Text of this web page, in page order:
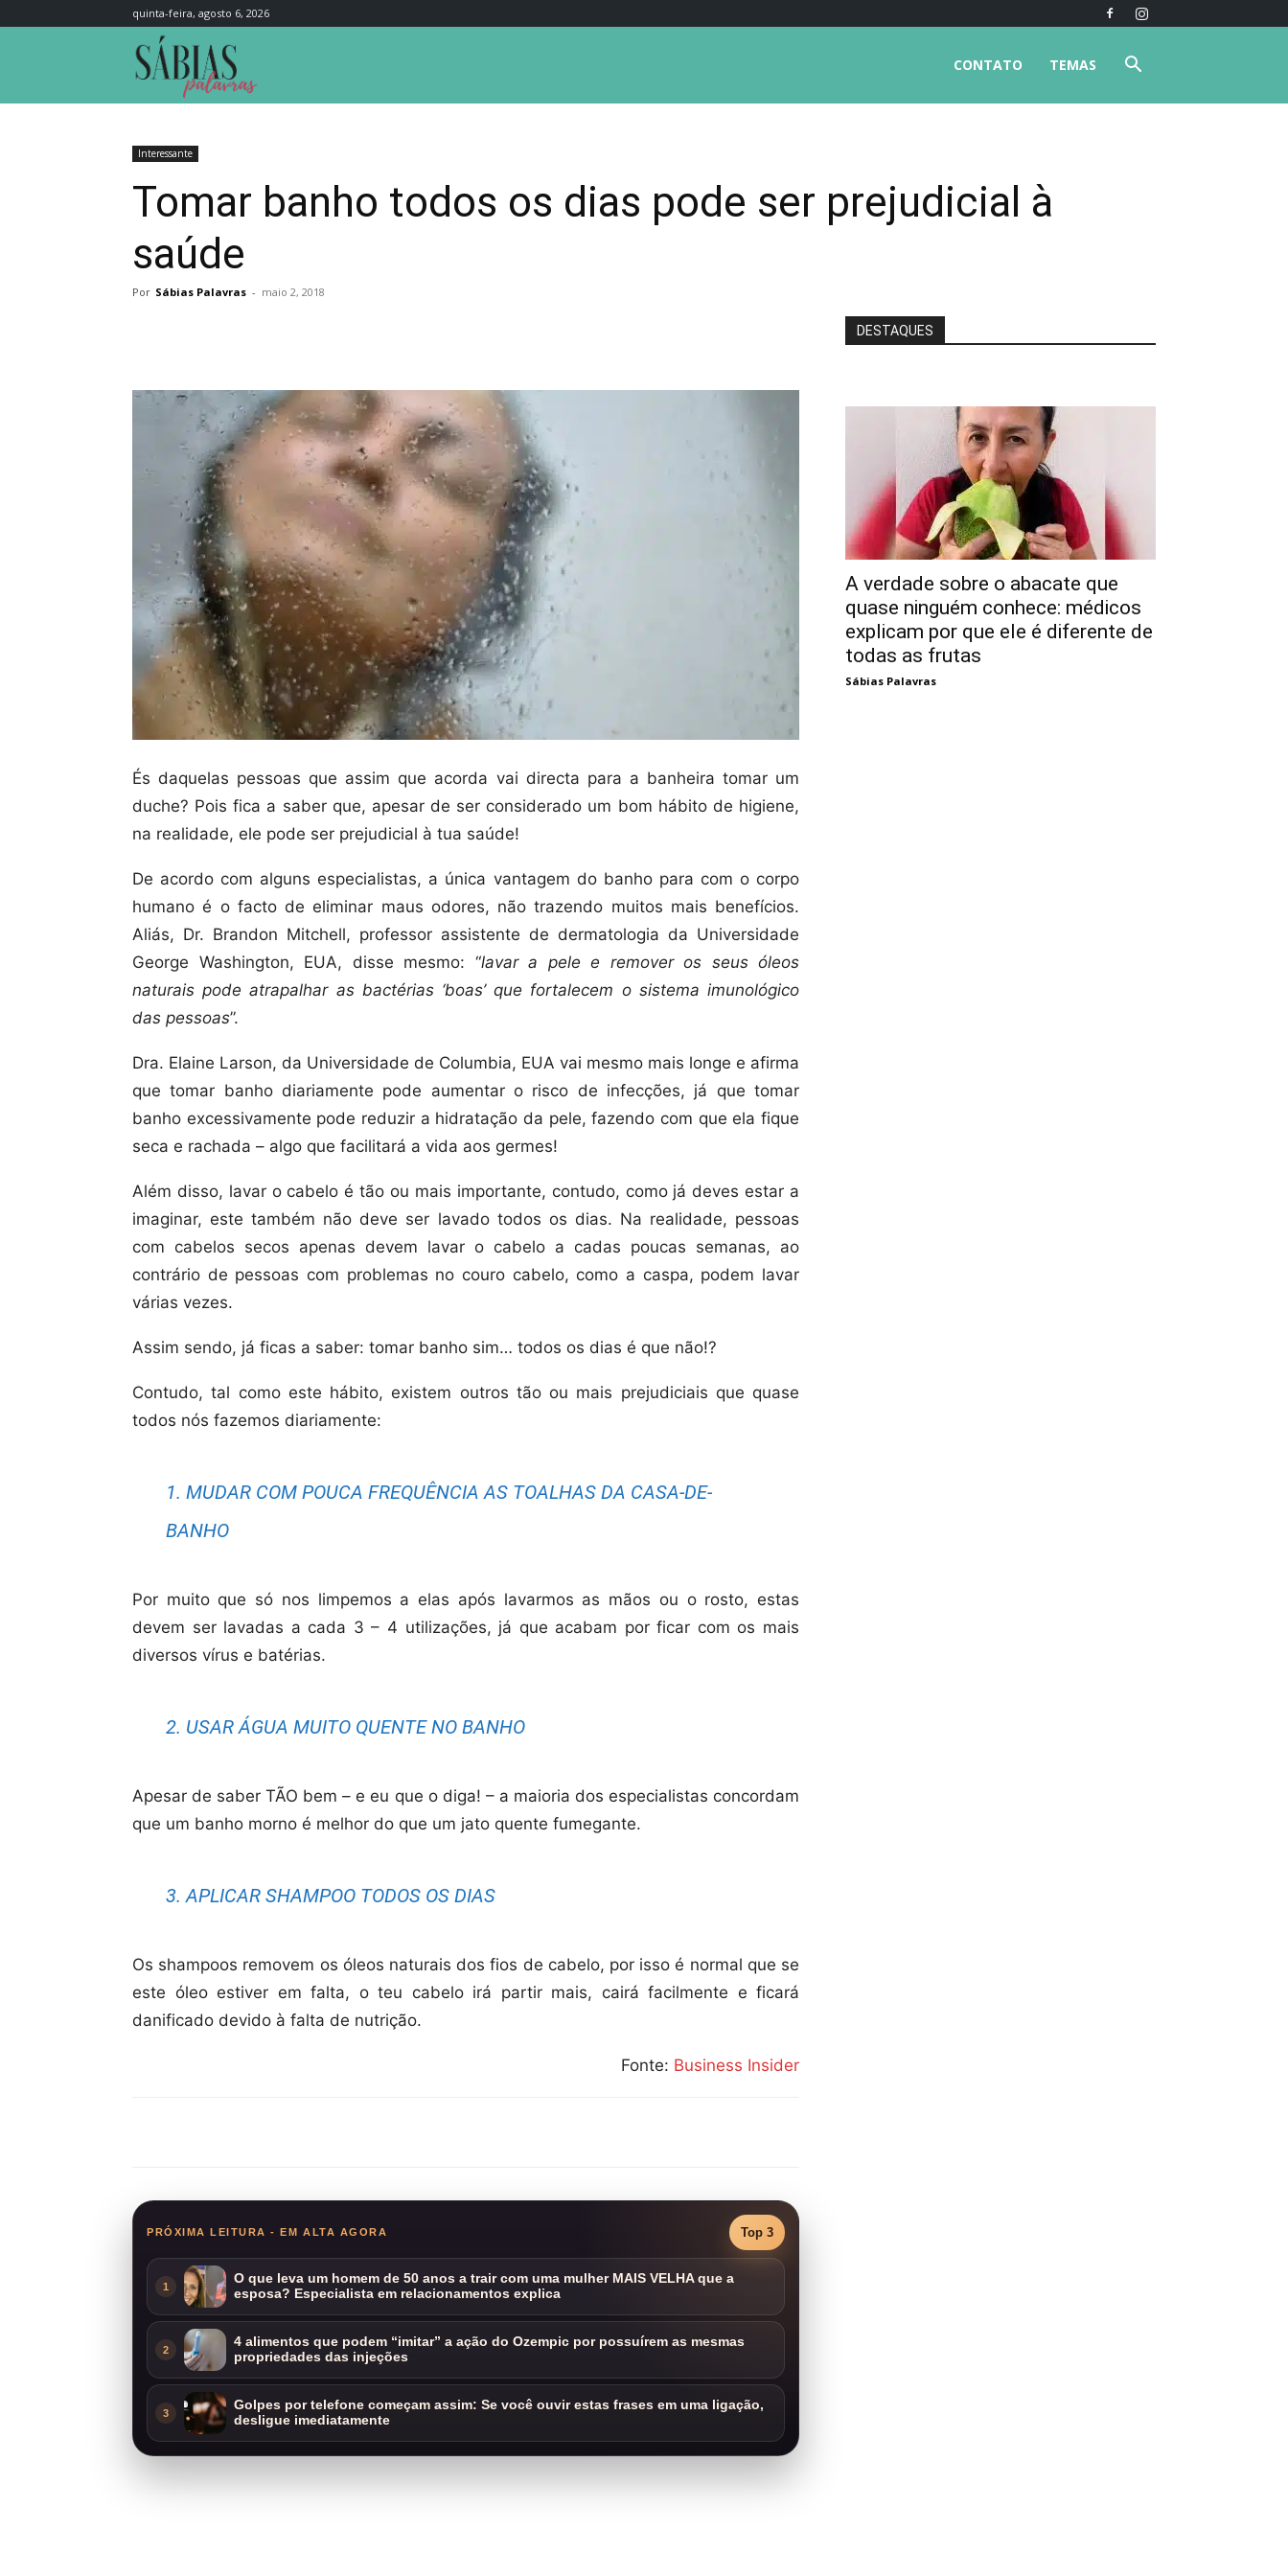
quinta-feira, agosto 6, 2026
TEMAS
CONTATO
Interessante
Tomar banho todos os dias pode ser prejudicial à
saúde
Por Sábias Palavras - maio 2, 2018
És daquelas pessoas que assim que acorda vai directa para a banheira tomar um
duche? Pois fica a saber que, apesar de ser considerado um bom hábito de higiene,
na realidade, ele pode ser prejudicial à tua saúde!
De acordo com alguns especialistas, a única vantagem do banho para com o corpo
humano é o facto de eliminar maus odores, não trazendo muitos mais benefícios.
Aliás, Dr. Brandon Mitchell, professor assistente de dermatologia da Universidade
George Washington, EUA, disse mesmo: “lavar a pele e remover os seus óleos
naturais pode atrapalhar as bactérias ‘boas’ que fortalecem o sistema imunológico
das pessoas”.
Dra. Elaine Larson, da Universidade de Columbia, EUA vai mesmo mais longe e afirma
que tomar banho diariamente pode aumentar o risco de infecções, já que tomar
banho excessivamente pode reduzir a hidratação da pele, fazendo com que ela fique
seca e rachada – algo que facilitará a vida aos germes!
Além disso, lavar o cabelo é tão ou mais importante, contudo, como já deves estar a
imaginar, este também não deve ser lavado todos os dias. Na realidade, pessoas
com cabelos secos apenas devem lavar o cabelo a cadas poucas semanas, ao
contrário de pessoas com problemas no couro cabelo, como a caspa, podem lavar
várias vezes.
Assim sendo, já ficas a saber: tomar banho sim… todos os dias é que não!?
Contudo, tal como este hábito, existem outros tão ou mais prejudiciais que quase
todos nós fazemos diariamente:
1. MUDAR COM POUCA FREQUÊNCIA AS TOALHAS DA CASA-DE-
BANHO
Por muito que só nos limpemos a elas após lavarmos as mãos ou o rosto, estas
devem ser lavadas a cada 3 – 4 utilizações, já que acabam por ficar com os mais
diversos vírus e batérias.
2. USAR ÁGUA MUITO QUENTE NO BANHO
Apesar de saber TÃO bem – e eu que o diga! – a maioria dos especialistas concordam
que um banho morno é melhor do que um jato quente fumegante.
3. APLICAR SHAMPOO TODOS OS DIAS
Os shampoos removem os óleos naturais dos fios de cabelo, por isso é normal que se
este óleo estiver em falta, o teu cabelo irá partir mais, cairá facilmente e ficará
danificado devido à falta de nutrição.
Fonte: Business Insider
PRÓXIMA LEITURA - EM ALTA AGORA Top 3
1
O que leva um homem de 50 anos a trair com uma mulher MAIS VELHA que a
esposa? Especialista em relacionamentos explica
2
4 alimentos que podem “imitar” a ação do Ozempic por possuírem as mesmas
propriedades das injeções
3
Golpes por telefone começam assim: Se você ouvir estas frases em uma ligação,
desligue imediatamente
DESTAQUES
A verdade sobre o abacate que
quase ninguém conhece: médicos
explicam por que ele é diferente de
todas as frutas
Sábias Palavras